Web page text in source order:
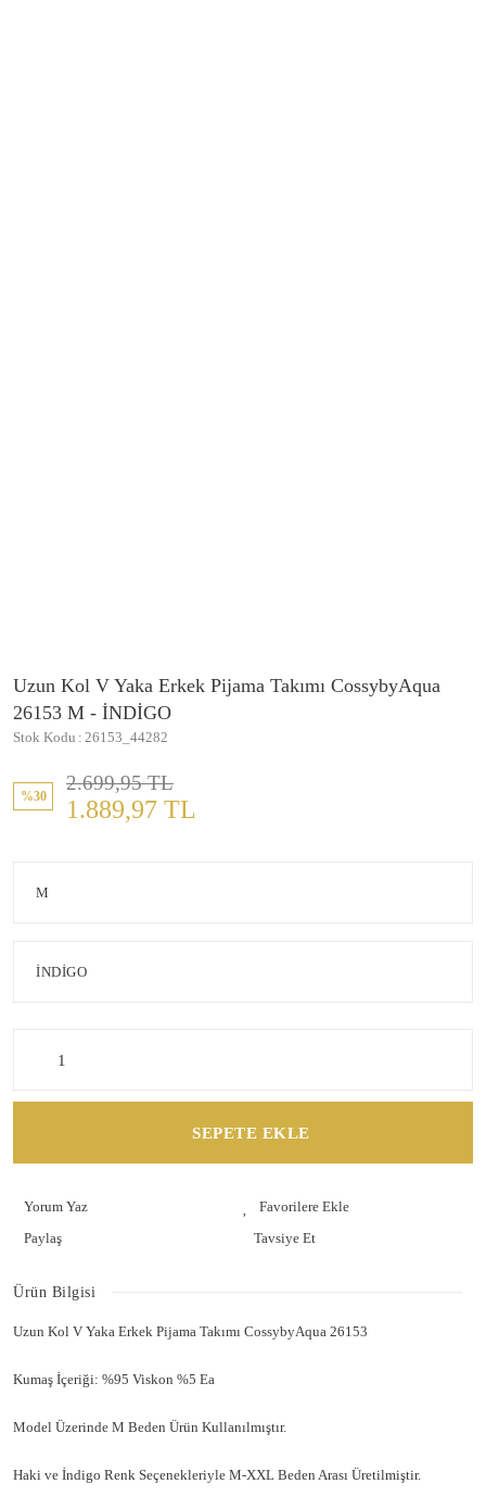
Uzun Kol V Yaka Erkek Pijama Takımı CossybyAqua
26153 M - İNDİGO
Stok Kodu 26153_44282
%30
2.699,95 TL
1.889,97 TL
SEPETE EKLE
Yorum Yaz
Paylaş
Tavsiye Et
Ürün Bilgisi
Uzun Kol V Yaka Erkek Pijama Takımı CossybyAqua 26153
Kumaş İçeriği: %95 Viskon %5 Ea
Model Üzerinde M Beden Ürün Kullanılmıştır.
Haki ve İndigo Renk Seçenekleriyle M-XXL Beden Arası Üretilmiştir.